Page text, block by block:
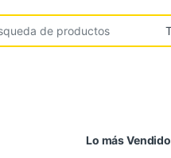
Lo más Vendido